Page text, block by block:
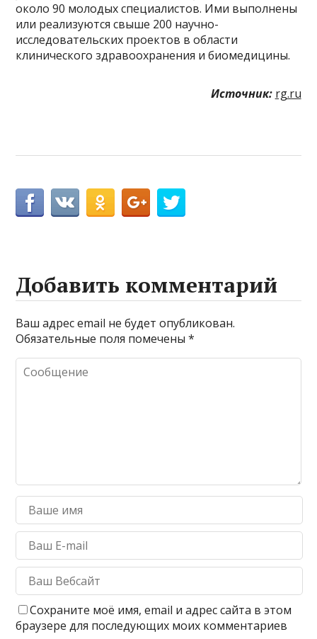
около 90 молодых специалистов. Ими выполнены
или реализуются свыше 200 научно-
исследовательских проектов в области
клинического здравоохранения и биомедицины.
Источник: rg.ru
Добавить комментарий
Ваш адрес email не будет опубликован.
Обязательные поля помечены*
Сохраните моё имя, email и адрес сайта в этом
браузере для последующих моих комментариев